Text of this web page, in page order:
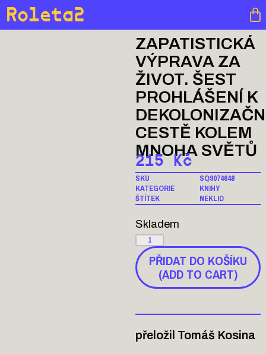
Roleta2
ZAPATISTICKÁ
VÝPRAVA ZA
ŽIVOT. ŠEST
PROHLÁŠENÍ K
CESTĚ KOLEM
MNOHA SVĚTŮ
215 Kč
SKU
SQ9074648
KATEGORIE
KNIHY
ŠTÍTEK
NEKLID
Skladem
PŘIDAT DO KOŠÍKU
(ADD TO CART)
přeložil Tomáš Kosina